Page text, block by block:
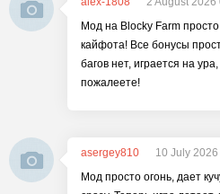
Мод на Blocky Farm
кайфота! Все бонусы
багов нет, играется на
пожалеете!
asergey810
10 July
Мод просто огонь, дает